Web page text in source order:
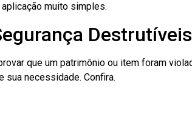
muito simples.
que um patrimônio ou item foram
necessidade. Confira.